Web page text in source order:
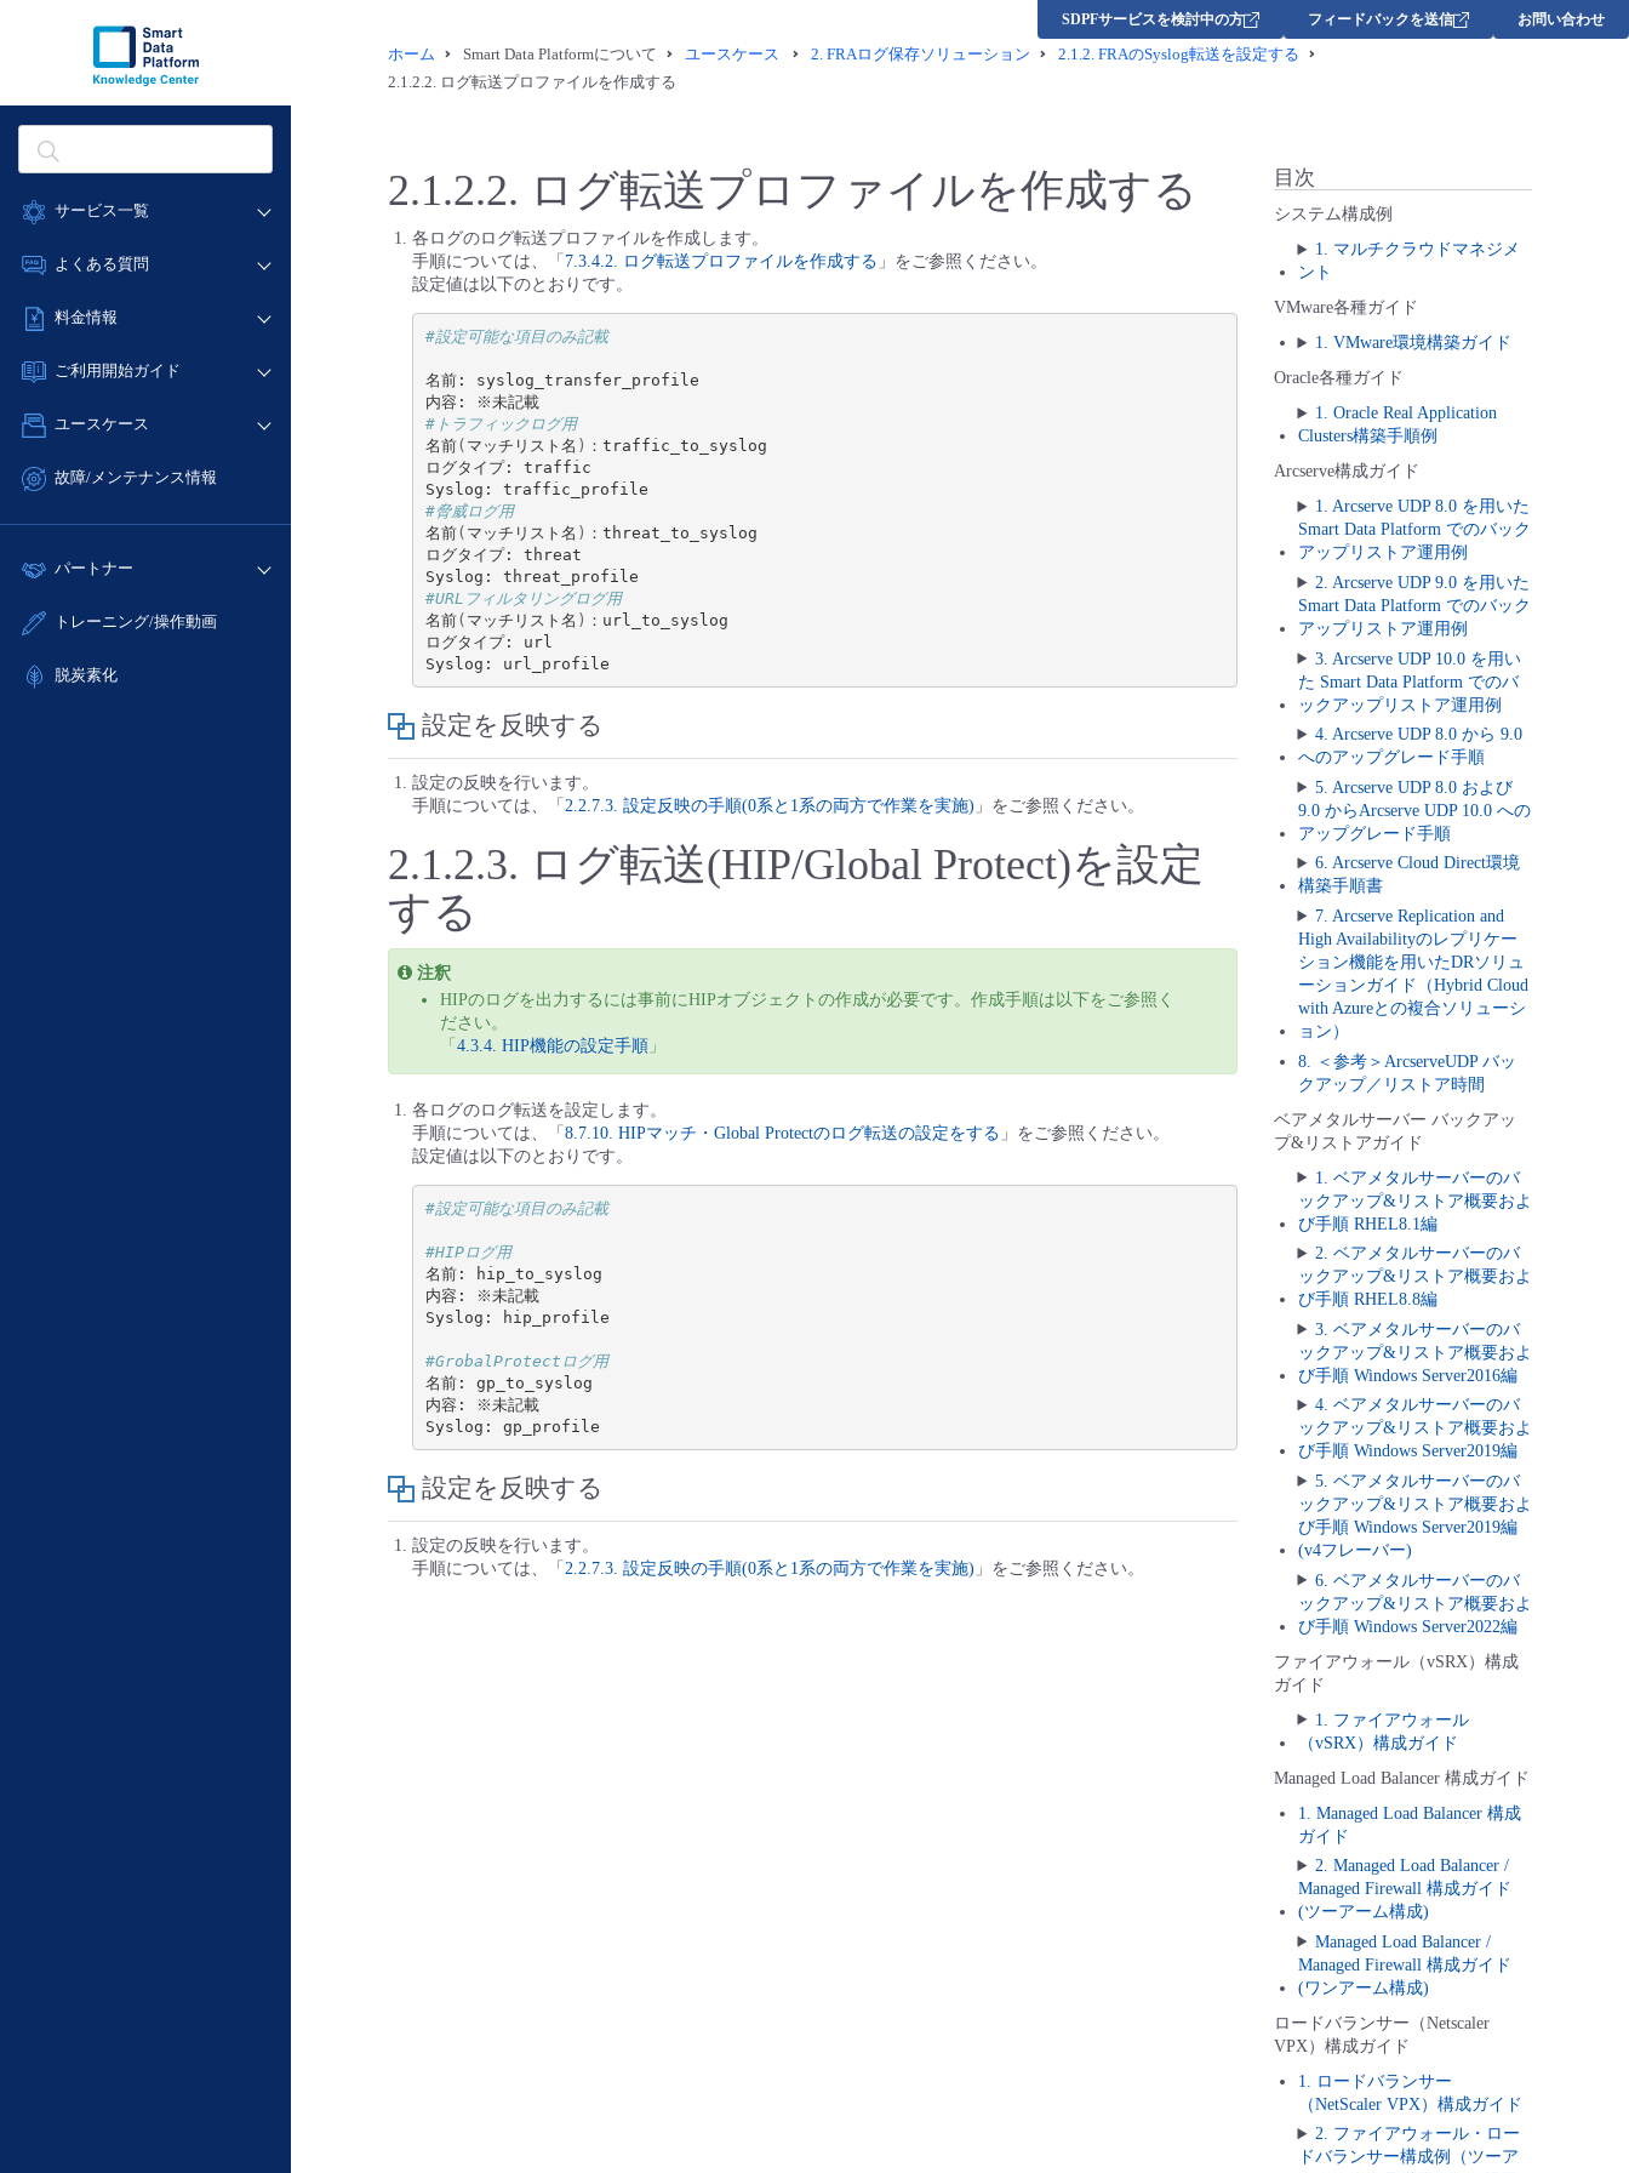
サービス一覧
データ利活用
ネットワーク
IoT
サポート
管理機能
よくある質問
データ利活用
ネットワーク
IoT
サポート
管理機能
すべてのメニューを見る
料金情報
料金シミュレーター
クラウド/サーバー
ネットワーク
サポート
すべてのメニューを見る
ご利用開始ガイド
■ 管理機能
- 初期設定・確認
- ユーザー機能の管理
- APIリファレンス
ユースケース
- バックアップ
- IoT
- ITインフラストラクチャー
故障/メンテナンス情報
サービス稼働状況
故障/メンテナンス履歴
定期メンテナンス
パートナー
販売パートナー向けプログラム
トレーニング/操作動画
脱炭素化
SDPFサービスを検討中の方 フィードバックを送信 お問い合わせ
ホーム Smart Data Platformについて ユースケース 2. FRAログ保存ソリューション 2.1.2. FRAのSyslog転送を設定する
2.1.2.2. ログ転送プロファイルを作成する
2.1.2.2. ログ転送プロファイルを作成する
各ログのログ転送プロファイルを作成します。
手順については、「 7.3.4.2. ログ転送プロファイルを作成する 」をご参照ください。
設定値は以下のとおりです。
#設定可能な項目のみ記載
名前: syslog_transfer_profile
内容: ※未記載
#トラフィックログ用
名前( マッチリスト名 ) ：traffic_to_syslog
ログタイプ: traffic
#脅威ログ用
名前( マッチリスト名 ) ：threat_to_syslog
ログタイプ: threat
#URLフィルタリングログ用
名前( マッチリスト名 ) ：url_to_syslog
ログタイプ: url
設定を反映する
設定の反映を行います。
手順については、「 2.2.7.3. 設定反映の手順(0系と1系の両方で作業を実施) 」をご参照ください。
2.1.2.3. ログ転送(HIP/Global Protect)を設定
する
注釈
HIPのログを出力するには事前にHIPオブジェクトの作成が必要です。作成手順は以下をご参照く
ださい。
「 4.3.4. HIP機能の設定手順 」
各ログのログ転送を設定します。
手順については、「 8.7.10. HIPマッチ・Global Protectのログ転送の設定をする 」をご参照ください。
設定値は以下のとおりです。
#設定可能な項目のみ記載
#HIPログ用
名前: hip_to_syslog
内容: ※未記載
Syslog: hip_profile
#GrobalProtectログ用
名前: gp_to_syslog
内容: ※未記載
設定を反映する
設定の反映を行います。
手順については、「 2.2.7.3. 設定反映の手順(0系と1系の両方で作業を実施) 」をご参照ください。
目次
システム構成例
1. マルチクラウドマネジメ
ント
VMware各種ガイド
1. VMware環境構築ガイド
Oracle各種ガイド
1. Oracle Real Application
Clusters構築手順例
Arcserve構成ガイド
1. Arcserve UDP 8.0 を用いた
Smart Data Platform でのバック
アップリストア運用例
2. Arcserve UDP 9.0 を用いた
Smart Data Platform でのバック
アップリストア運用例
3. Arcserve UDP 10.0 を用い
た Smart Data Platform でのバ
ックアップリストア運用例
4. Arcserve UDP 8.0 から 9.0
へのアップグレード手順
5. Arcserve UDP 8.0 および
9.0 からArcserve UDP 10.0 への
アップグレード手順
6. Arcserve Cloud Direct環境
構築手順書
7. Arcserve Replication and
High Availabilityのレプリケー
ション機能を用いたDRソリュ
ーションガイド（Hybrid Cloud
with Azureとの複合ソリューシ
ョン）
8. ＜参考＞ArcserveUDP バッ
クアップ／リストア時間
ベアメタルサーバー バックアッ
プ&リストアガイド
1. ベアメタルサーバーのバ
ックアップ&リストア概要およ
び手順 RHEL8.1編
2. ベアメタルサーバーのバ
ックアップ&リストア概要およ
び手順 RHEL8.8編
3. ベアメタルサーバーのバ
ックアップ&リストア概要およ
び手順 Windows Server2016編
4. ベアメタルサーバーのバ
ックアップ&リストア概要およ
び手順 Windows Server2019編
5. ベアメタルサーバーのバ
ックアップ&リストア概要およ
び手順 Windows Server2019編
(v4フレーバー)
6. ベアメタルサーバーのバ
ックアップ&リストア概要およ
び手順 Windows Server2022編
ファイアウォール（vSRX）構成
ガイド
1. ファイアウォール
（vSRX）構成ガイド
Managed Load Balancer 構成ガイド
1. Managed Load Balancer 構成
ガイド
2. Managed Load Balancer /
Managed Firewall 構成ガイド
(ツーアーム構成)
Managed Load Balancer /
Managed Firewall 構成ガイド
(ワンアーム構成)
ロードバランサー（Netscaler
VPX）構成ガイド
1. ロードバランサー
（NetScaler VPX）構成ガイド
2. ファイアウォール・ロー
ドバランサー構成例（ツーア